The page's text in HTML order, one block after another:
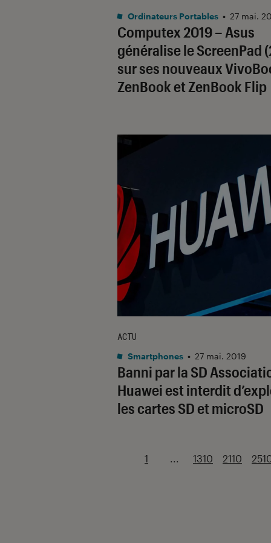
Computex 2019 – Asus
généralise le ScreenPad
sur ses nouveaux
ZenBook et ZenBook Flip
Ordinateurs Portables • 27 mai.
Banni par la SD
Huawei est interdit
les cartes SD et microSD
ACTU
Smartphones • 27 mai. 2019
1 ... 1310 2110